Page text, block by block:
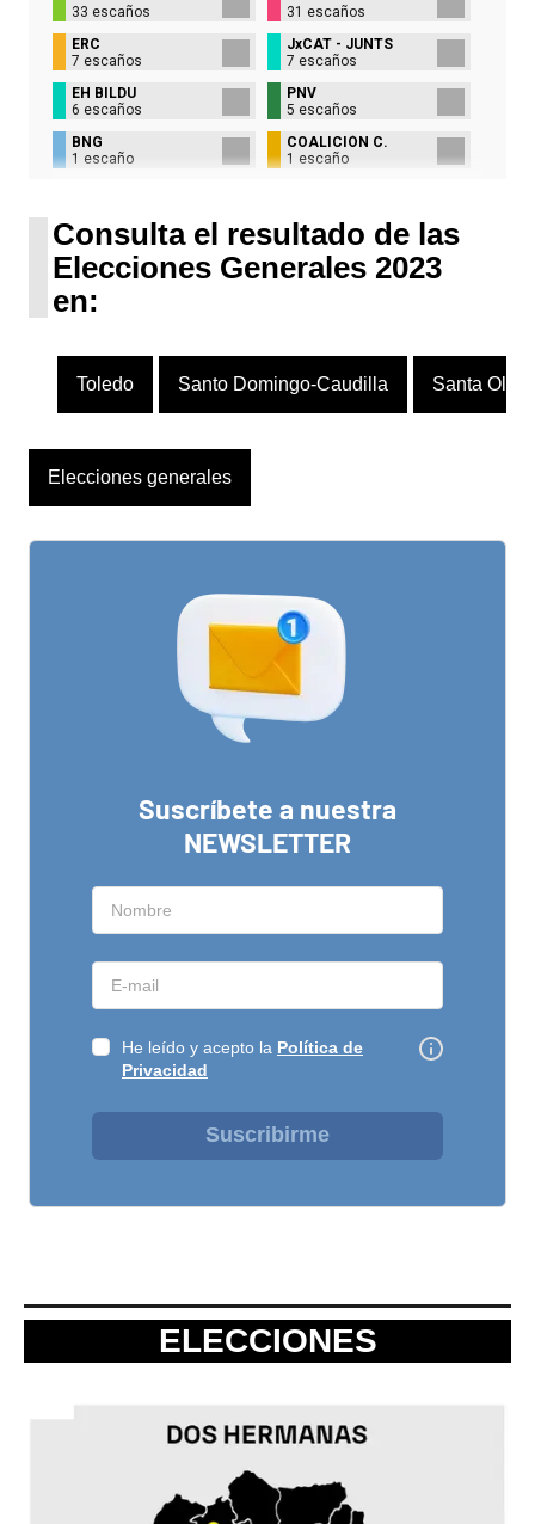
33 escaños
31 escaños
ERC
7 escaños
JxCAT - JUNTS
7 escaños
EH BILDU
6 escaños
PNV
5 escaños
BNG
1 escaño
COALICIÓN C.
1 escaño
Consulta el resultado de las
Elecciones Generales 2023
en:
Toledo Santo Domingo-Caudilla Santa
Elecciones generales
Suscríbete a nuestra
NEWSLETTER
He leído y acepto la Política de
Privacidad
Suscribirme
ELECCIONES